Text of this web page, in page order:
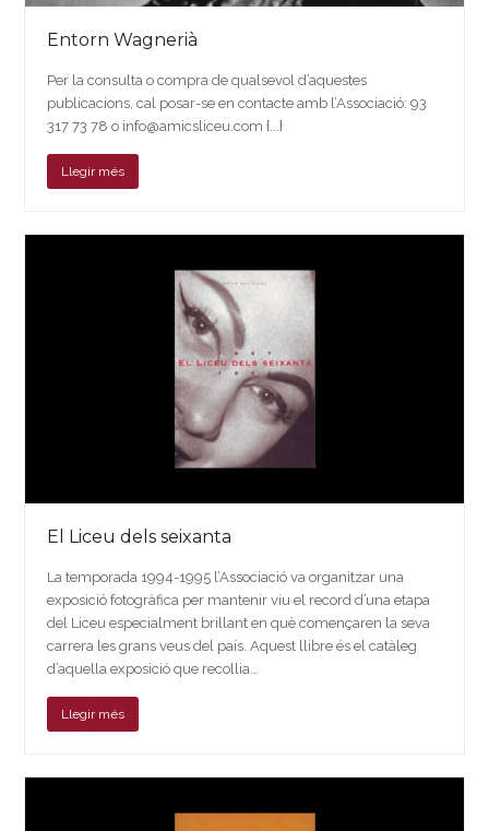
Entorn Wagnerià
Per la consulta o compra de qualsevol d’aquestes
publicacions, cal posar-se en contacte amb l’Associació: 93
317 73 78 o info@amicsliceu.com [...]
Llegir més
El Liceu dels seixanta
La temporada 1994-1995 l’Associació va organitzar una
exposició fotogràfica per mantenir viu el record d’una etapa
del Liceu especialment brillant en què començaren la seva
carrera les grans veus del país. Aquest llibre és el catàleg
d’aquella exposició que recollia…
Llegir més